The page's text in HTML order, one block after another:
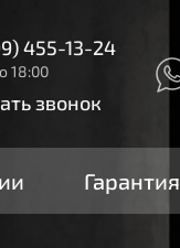
455-13-24
18:00
звонок
Гарантия